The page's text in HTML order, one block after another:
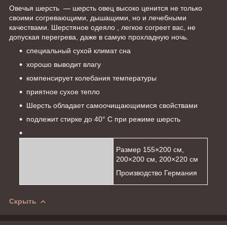
Овечья шерсть — шерсть овец высоко ценится не только
своими согревающими, дышащими, но и лечебными
качествами. Шерстяное одеяло , легкое согреет вас, не
допуская перегрева, даже в самую прохладную ночь.
специальный сухой климат сна
хорошо выводит влагу
компенсирует колебания температуры
приятное сухое тепло
Шерсть обладает самоочищающимися свойствами
подлежит стирке до 40° C при режиме шерсть
Размер 155×200 см,
200×200 см, 200×220 см
Производство Германия
Скрыть